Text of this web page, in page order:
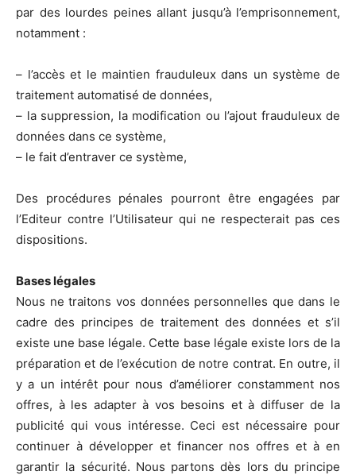
par des lourdes peines allant jusqu’à l’emprisonnement,
notamment :
– l’accès et le maintien frauduleux dans un système de
traitement automatisé de données,
– la suppression, la modification ou l’ajout frauduleux de
données dans ce système,
– le fait d’entraver ce système,
Des procédures pénales pourront être engagées par
l’Editeur contre l’Utilisateur qui ne respecterait pas ces
dispositions.
Bases légales
Nous ne traitons vos données personnelles que dans le
cadre des principes de traitement des données et s’il
existe une base légale. Cette base légale existe lors de la
préparation et de l’exécution de notre contrat. En outre, il
y a un intérêt pour nous d’améliorer constamment nos
offres, à les adapter à vos besoins et à diffuser de la
publicité qui vous intéresse. Ceci est nécessaire pour
continuer à développer et financer nos offres et à en
garantir la sécurité. Nous partons dès lors du principe